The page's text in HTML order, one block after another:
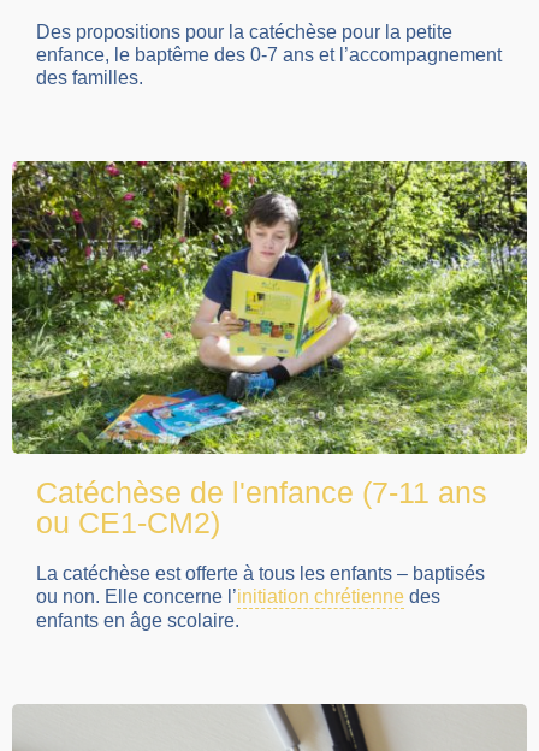
Des propositions pour la catéchèse pour la petite
enfance, le baptême des 0-7 ans et l’accompagnement
des familles.
Catéchèse de l'enfance (7-11 ans
ou CE1-CM2)
La catéchèse est offerte à tous les enfants – baptisés
ou non. Elle concerne l’initiation chrétienne des
enfants en âge scolaire.